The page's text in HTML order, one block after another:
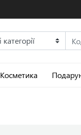
Косметика